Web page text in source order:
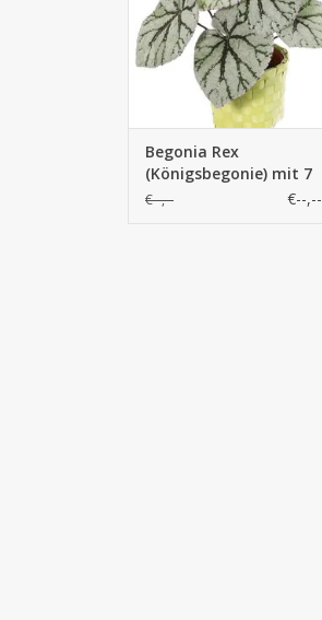
Begonia Rex
(Königsbegonie) mit 7
Verzweigungen, 9
€--,-- €--,--